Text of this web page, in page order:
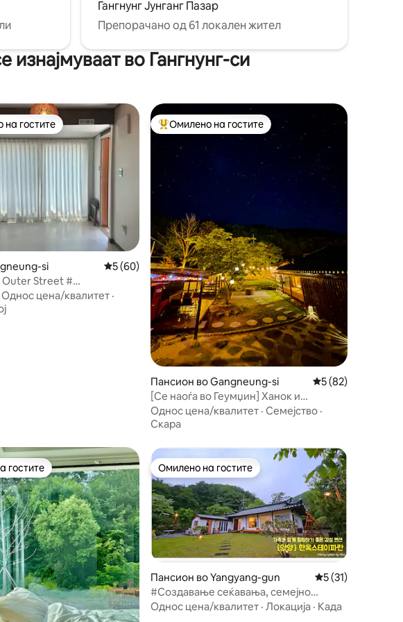
Гангнунг Јунганг Пазар
Препорачано од 61 локален жител
во Гангнунг-си
5, 44 рецензии
„Омилени на гостите“
гостите
si Просечна оцена: 5 од 5, 60 рецензии
5 (60)
Street #
еднофамилијарен дом #
кафуле, мала
Однос цена/квалитет ·
Меѓу најуспешните „Омилени на гостите“
Омилено на гостите
Пансион во Gangneung-si Просечна оцена:
5 (82)
[Се наоѓа во Геумџин] Ханок и
каравана Уживање во летото
Однос цена/квалитет · Семејство ·
Скара
гостите
гостите Омилено на гостите
Омилено на гостите
Пансион во Yangyang-gun Просечна оцена:
5 (31)
#Создавање сеќавања, семејно
патување во приватна куќа, бесплатна
Однос цена/квалитет · Локација · Када